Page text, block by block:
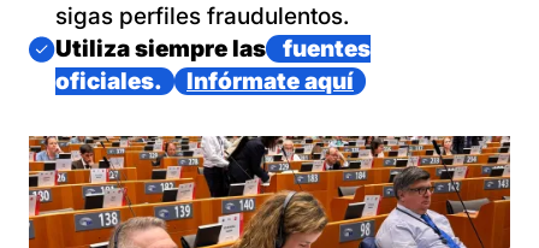
sigas perfiles fraudulentos.
Imagen
Utiliza siempre las
fuentes
oficiales.
Infórmate aquí